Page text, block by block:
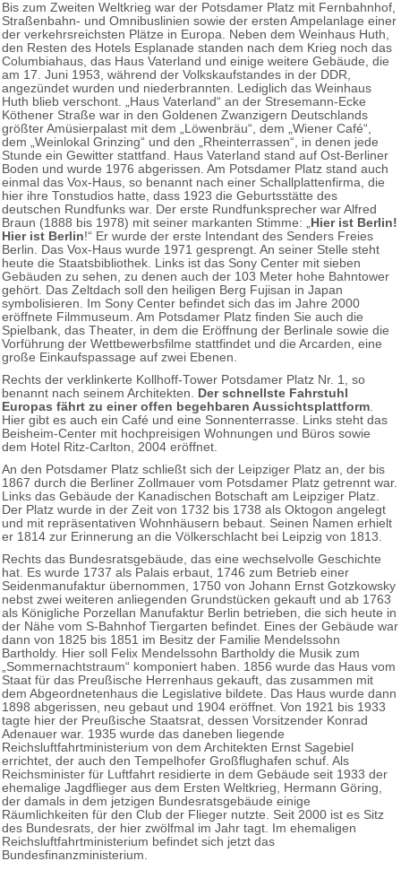
Bis zum Zweiten Weltkrieg war der Potsdamer Platz mit Fernbahnhof,
Straßenbahn- und Omnibuslinien sowie der ersten Ampelanlage einer
der verkehrsreichsten Plätze in Europa. Neben dem Weinhaus Huth,
den Resten des Hotels Esplanade standen nach dem Krieg noch das
Columbiahaus, das Haus Vaterland und einige weitere Gebäude, die
am 17. Juni 1953, während der Volkskaufstandes in der DDR,
angezündet wurden und niederbrannten. Lediglich das Weinhaus
Huth blieb verschont. „Haus Vaterland“ an der Stresemann-Ecke
Köthener Straße war in den Goldenen Zwanzigern Deutschlands
größter Amüsierpalast mit dem „Löwenbräu“, dem „Wiener Café“,
dem „Weinlokal Grinzing“ und den „Rheinterrassen“, in denen jede
Stunde ein Gewitter stattfand. Haus Vaterland stand auf Ost-Berliner
Boden und wurde 1976 abgerissen. Am Potsdamer Platz stand auch
einmal das Vox-Haus, so benannt nach einer Schallplattenfirma, die
hier ihre Tonstudios hatte, dass 1923 die Geburtsstätte des
deutschen Rundfunks war. Der erste Rundfunksprecher war Alfred
Braun (1888 bis 1978) mit seiner markanten Stimme: „ Hier ist Berlin!
Hier ist Berlin!“ Er wurde der erste Intendant des Senders Freies
Berlin. Das Vox-Haus wurde 1971 gesprengt. An seiner Stelle steht
heute die Staatsbibliothek. Links ist das Sony Center mit sieben
Gebäuden zu sehen, zu denen auch der 103 Meter hohe Bahntower
gehört. Das Zeltdach soll den heiligen Berg Fujisan in Japan
symbolisieren. Im Sony Center befindet sich das im Jahre 2000
eröffnete Filmmuseum. Am Potsdamer Platz finden Sie auch die
Spielbank, das Theater, in dem die Eröffnung der Berlinale sowie die
Vorführung der Wettbewerbsfilme stattfindet und die Arcarden, eine
große Einkaufspassage auf zwei Ebenen.
Rechts der verklinkerte Kollhoff-Tower Potsdamer Platz Nr. 1, so
benannt nach seinem Architekten. Der schnellste Fahrstuhl
Europas fährt zu einer offen begehbaren Aussichtsplattform.
Hier gibt es auch ein Café und eine Sonnenterrasse. Links steht das
Beisheim-Center mit hochpreisigen Wohnungen und Büros sowie
dem Hotel Ritz-Carlton, 2004 eröffnet.
An den Potsdamer Platz schließt sich der Leipziger Platz an, der bis
1867 durch die Berliner Zollmauer vom Potsdamer Platz getrennt war.
Links das Gebäude der Kanadischen Botschaft am Leipziger Platz.
Der Platz wurde in der Zeit von 1732 bis 1738 als Oktogon angelegt
und mit repräsentativen Wohnhäusern bebaut. Seinen Namen erhielt
er 1814 zur Erinnerung an die Völkerschlacht bei Leipzig von 1813.
Rechts das Bundesratsgebäude, das eine wechselvolle Geschichte
hat. Es wurde 1737 als Palais erbaut, 1746 zum Betrieb einer
Seidenmanufaktur übernommen, 1750 von Johann Ernst Gotzkowsky
nebst zwei weiteren anliegenden Grundstücken gekauft und ab 1763
als Königliche Porzellan Manufaktur Berlin betrieben, die sich heute in
der Nähe vom S-Bahnhof Tiergarten befindet. Eines der Gebäude war
dann von 1825 bis 1851 im Besitz der Familie Mendelssohn
Bartholdy. Hier soll Felix Mendelssohn Bartholdy die Musik zum
„Sommernachtstraum“ komponiert haben. 1856 wurde das Haus vom
Staat für das Preußische Herrenhaus gekauft, das zusammen mit
dem Abgeordnetenhaus die Legislative bildete. Das Haus wurde dann
1898 abgerissen, neu gebaut und 1904 eröffnet. Von 1921 bis 1933
tagte hier der Preußische Staatsrat, dessen Vorsitzender Konrad
Adenauer war. 1935 wurde das daneben liegende
Reichsluftfahrtministerium von dem Architekten Ernst Sagebiel
errichtet, der auch den Tempelhofer Großflughafen schuf. Als
Reichsminister für Luftfahrt residierte in dem Gebäude seit 1933 der
ehemalige Jagdflieger aus dem Ersten Weltkrieg, Hermann Göring,
der damals in dem jetzigen Bundesratsgebäude einige
Räumlichkeiten für den Club der Flieger nutzte. Seit 2000 ist es Sitz
des Bundesrats, der hier zwölfmal im Jahr tagt. Im ehemaligen
Reichsluftfahrtministerium befindet sich jetzt das
Bundesfinanzministerium.